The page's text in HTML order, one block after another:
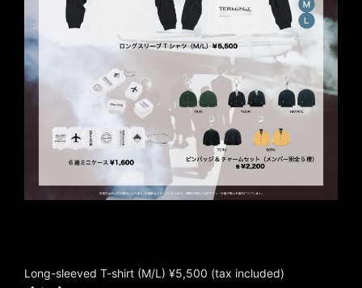
Long-sleeved T-shirt (M/L) ¥5,500 (tax included)